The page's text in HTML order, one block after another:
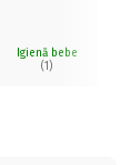
Igienă bebe
(1)